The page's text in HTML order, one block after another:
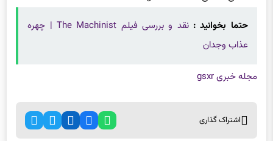
حتما بخوانید :
نقد و بررسی فیلم The Machinist | چهره
عذاب وجدان
مجله خبری gsxr
اشتراک گذاری